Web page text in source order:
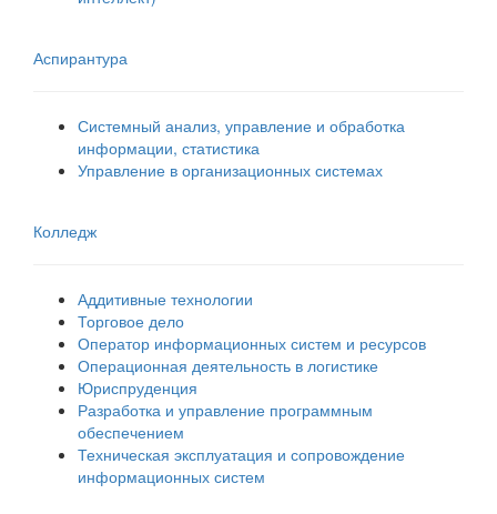
Аспирантура
Системный анализ, управление и обработка
информации, статистика
Управление в организационных системах
Колледж
Аддитивные технологии
Торговое дело
Оператор информационных систем и ресурсов
Операционная деятельность в логистике
Юриспруденция
Разработка и управление программным
обеспечением
Техническая эксплуатация и сопровождение
информационных систем